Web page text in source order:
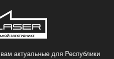
актуальные для Республики